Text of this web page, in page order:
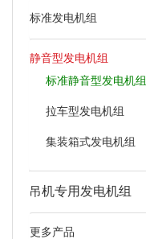
标准发电机组
静音型发电机组
标准静音型发电机组
拉车型发电机组
集装箱式发电机组
吊机专用发电机组
更多产品